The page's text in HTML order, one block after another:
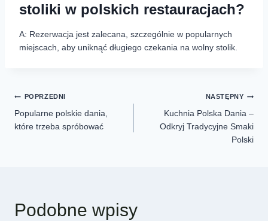
stoliki w polskich restauracjach?
A: Rezerwacja jest zalecana, szczególnie w popularnych
miejscach, aby uniknąć długiego czekania na wolny stolik.
POPRZEDNI
Popularne polskie dania,
które trzeba spróbować
NASTĘPNY
Kuchnia Polska Dania –
Odkryj Tradycyjne Smaki
Polski
Podobne wpisy